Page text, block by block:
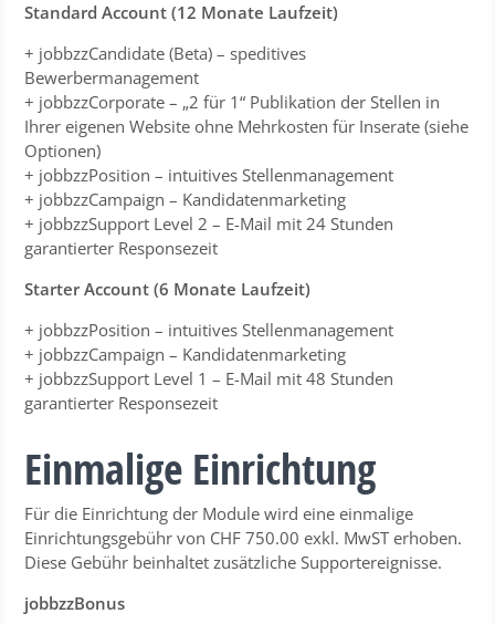
Standard Account (12 Monate Laufzeit)
+ jobbzzCandidate (Beta) – speditives
Bewerbermanagement
+ jobbzzCorporate – „2 für 1“ Publikation der Stellen in
Ihrer eigenen Website ohne Mehrkosten für Inserate (siehe
Optionen)
+ jobbzzPosition – intuitives Stellenmanagement
+ jobbzzCampaign – Kandidatenmarketing
+ jobbzzSupport Level 2 – E-Mail mit 24 Stunden
garantierter Responsezeit
Starter Account (6 Monate Laufzeit)
+ jobbzzPosition – intuitives Stellenmanagement
+ jobbzzCampaign – Kandidatenmarketing
+ jobbzzSupport Level 1 – E-Mail mit 48 Stunden
garantierter Responsezeit
Einmalige Einrichtung
Für die Einrichtung der Module wird eine einmalige
Einrichtungsgebühr von CHF 750.00 exkl. MwST erhoben.
Diese Gebühr beinhaltet zusätzliche Supportereignisse.
jobbzzBonus